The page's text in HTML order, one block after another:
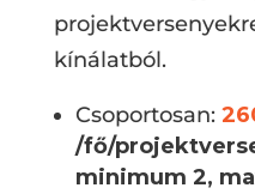
kínálatból.
Csoportosan:
/fő/
minimum 2,